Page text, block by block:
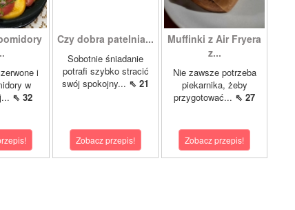
i
w
⇖ 32
Czy dobra patelnia...
Sobotnie śniadanie
potrafi szybko stracić
swój spokojny... ⇖ 21
Zobacz przepis!
Muffinki z Air Fryera
z...
Nie zawsze potrzeba
piekarnika, żeby
przygotować... ⇖ 27
Zobacz przepis!